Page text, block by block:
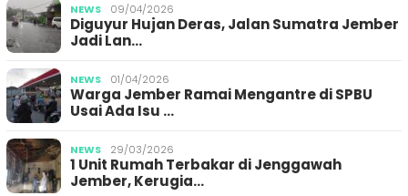
NEWS 09/04/2026
Diguyur Hujan Deras, Jalan Sumatra Jember
Jadi Lan…
NEWS 01/04/2026
Warga Jember Ramai Mengantre di SPBU
Usai Ada Isu …
NEWS 29/03/2026
1 Unit Rumah Terbakar di Jenggawah
Jember, Kerugia…